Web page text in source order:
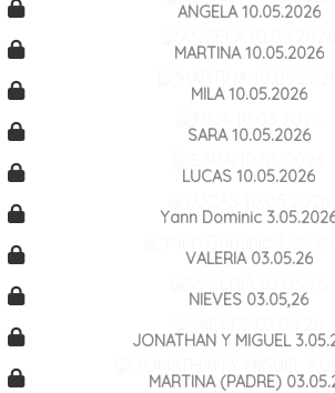
ANGELA 10.05.2026
MARTINA 10.05.2026
MILA 10.05.2026
SARA 10.05.2026
LUCAS 10.05.2026
Yann Dominic
VALERIA 03.05.26
NIEVES 03.05,26
JONATHAN Y MIGUEL
MARTINA (PADRE)